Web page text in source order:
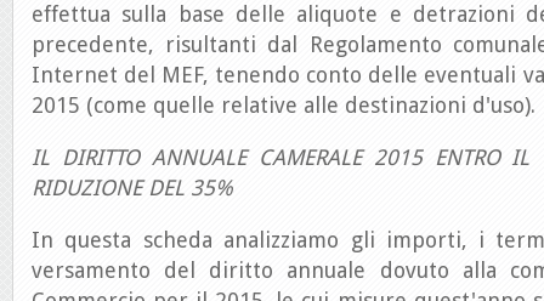
effettua sulla base delle aliquote e detrazioni
precedente, risultanti dal Regolamento
Internet del MEF, tenendo conto delle eventuali
2015 (come quelle relative alle destinazioni d'uso).
IL DIRITTO ANNUALE CAMERALE 2015 ENTRO
RIDUZIONE DEL 35%
In questa scheda analizziamo gli importi, i
versamento del diritto annuale dovuto alla